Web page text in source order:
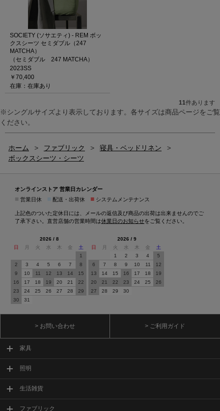
SOCIETY (ソサエティ) - REM ボッ
クスシーツ セミダブル（247
MATCHA）
（セミダブル 247 MATCHA）
2023SS
￥70,400
在庫：在庫あり
11件あります
※シングルサイズより表示しております。各サイズは商品ページをご覧
ください。
ホーム > ファブリック > 寝具・ベッドリネン
>
ボックスシーツ・シーツ
オンラインストア 営業日カレンダー
営業日休 配送・出荷休 ■ システムメンテナンス
上記色のついた定休日には、メールの返信及び商品の出荷は出来ませんのでご
了承下さい。直営店舗の営業時間は休業日のお知らせをご覧ください。
2026 / 8
日
月 火 水 木 金
土
1
2
3 4 5 6 7
8
9
10 11 12 13 14
15
16
17 18 19 20 21
22
23
24 25 26 27 28
29
30
31
2026 / 9
日
月 火 水 木 金
土
1
2 3 4
5
6
7 8 9 10 11
12
13
14 15 16 17 18
19
20
21 22 23 24 25
26
27
28 29 30
> お問い合わせ > ご利用ガイド
家具
照明
生活雑貨
ファブリック